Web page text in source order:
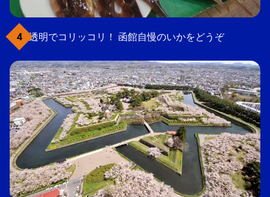
透明でコリッコリ！ 函館自慢のいかをどうぞ